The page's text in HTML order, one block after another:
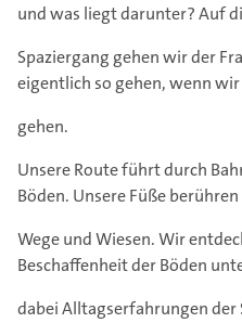
und was liegt darunter? Auf
Spaziergang gehen wir der
eigentlich so gehen, wenn wir
gehen.
Unsere Route führt durch
Böden. Unsere Füße
Wege und Wiesen. Wir
Beschaﬀenheit der Böden
dabei Alltagserfahrungen